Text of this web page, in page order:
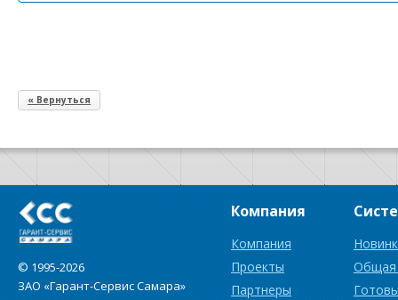
« Вернуться
© 1995-2026
ЗАО «Гарант-Сервис Самара»
Компания
Компания
Проекты
Партнеры
Общая